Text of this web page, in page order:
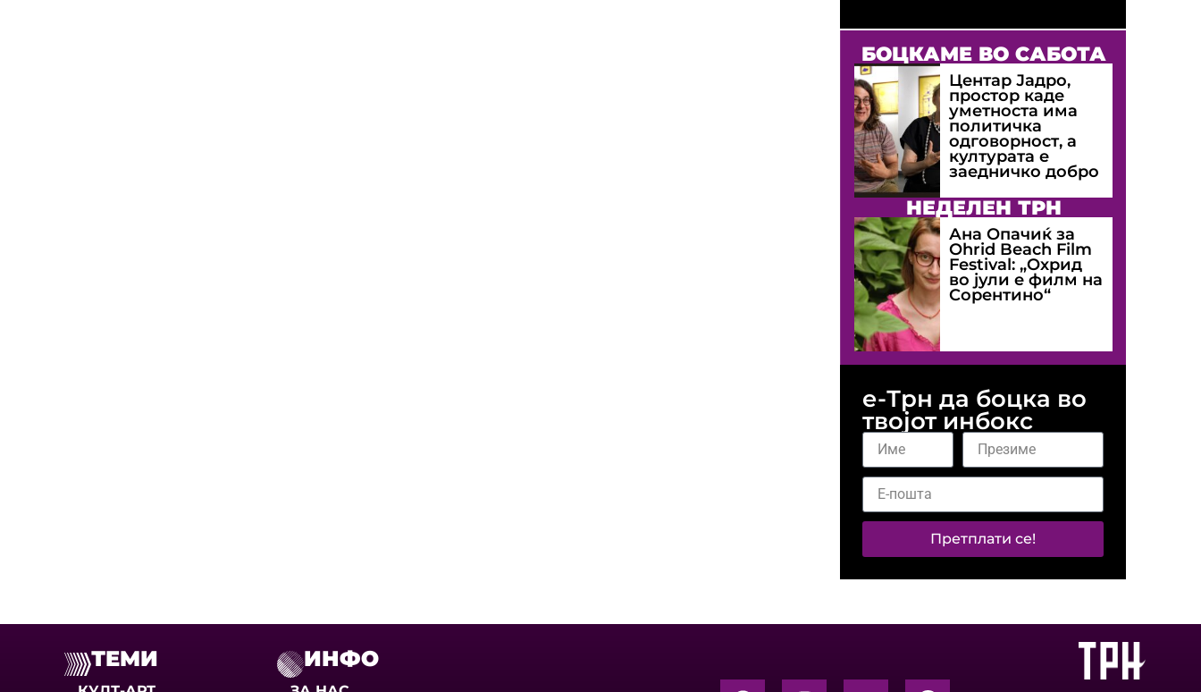
БОЦКАМЕ ВО САБОТА
Центар Јадро,
простор каде
уметноста има
политичка
одговорност, а
културата е
заедничко добро
НЕДЕЛЕН ТРН
Ана Опачиќ за
Оhrid Beach Film
Festival: „Охрид
во јули е филм на
Сорентино“
е-Трн да боцка во
твојот инбокс
Претплати се!
ТЕМИ ИНФО